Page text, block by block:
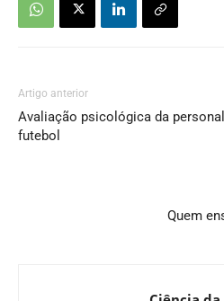
Artigo anterior
Avaliação psicológica da
futebol
Quem